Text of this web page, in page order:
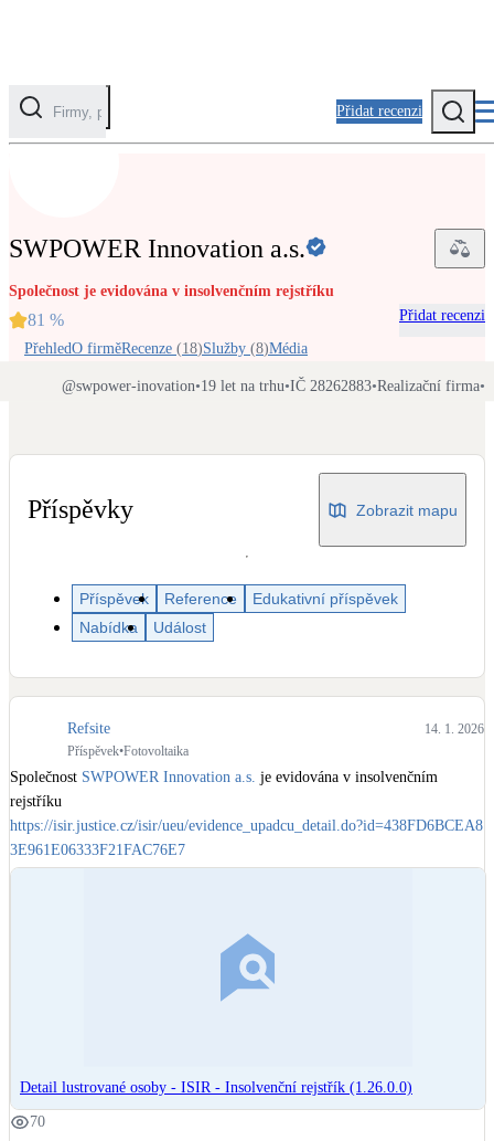
Přidat recenzi
Solární ohřev vody
Klimatizace pro vytápění
Na přípravu teplé vody i přitápění
Větrání s rekuperací
Teplovzdušné vytápění
Okna / dveře
Balkonové sestavy
Bateriové úložiště
Pouze velké BESS
SWPOWER Innovation a.s.
Společnost je evidována v insolvenčním rejstříku
81 %
Přidat recenzi
PřehledO firměRecenze (18)Služby (8)Média
@swpower-inovation•19 let na trhu•IČ 28262883•Realizační firma•
Příspěvky Zobrazit mapu
Příspěvek Reference
Edukativní příspěvek
Nabídka
Událost
Refsite
14. 1. 2026
Příspěvek•Fotovoltaika
Společnost SWPOWER Innovation a.s. je evidována v insolvenčním
https://isir.justice.cz/isir/ueu/evidence_upadcu_detail.do?id=438FD6BCEA8
3E961E06333F21FAC76E7
Detail lustrované osoby - ISIR - Insolvenční rejstřík (1.26.0.0)
70